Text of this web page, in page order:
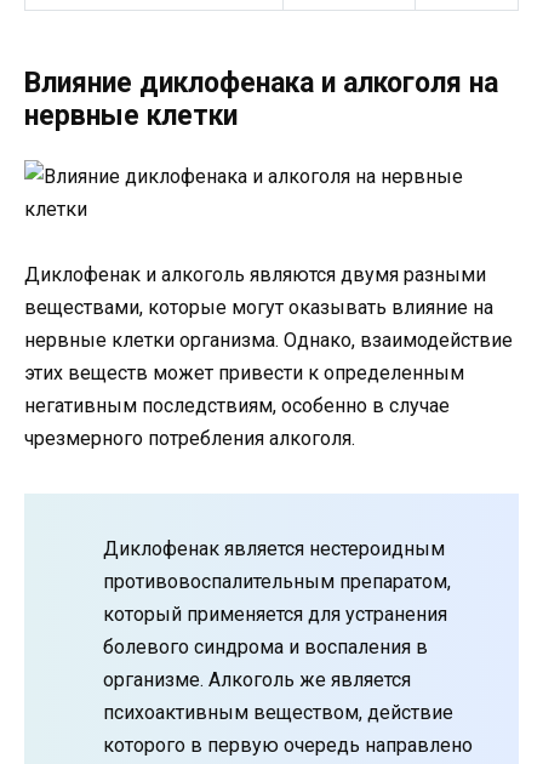
Влияние диклофенака и алкоголя на
нервные клетки
Диклофенак и алкоголь являются двумя разными
веществами, которые могут оказывать влияние на
нервные клетки организма. Однако, взаимодействие
этих веществ может привести к определенным
негативным последствиям, особенно в случае
чрезмерного потребления алкоголя.
Диклофенак является нестероидным
противовоспалительным препаратом,
который применяется для устранения
болевого синдрома и воспаления в
организме. Алкоголь же является
психоактивным веществом, действие
которого в первую очередь направлено